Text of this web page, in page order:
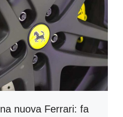
nuova Ferrari: fa